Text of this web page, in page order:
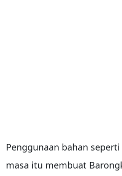
Penggunaan bahan
masa itu membuat